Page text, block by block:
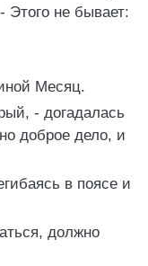
Этого не бывает:
Месяц.
- догадалась
доброе дело, и
в поясе и
должно